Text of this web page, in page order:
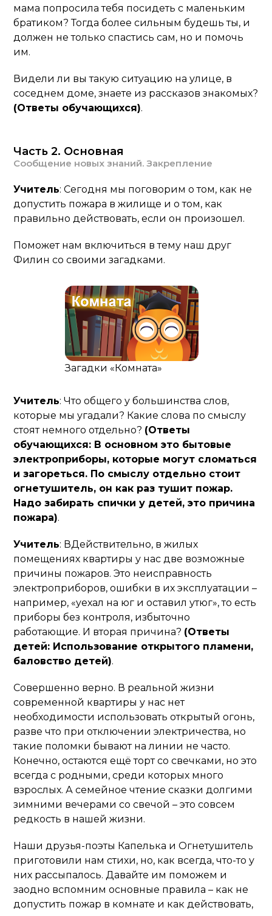
мама попросила тебя посидеть с маленьким
братиком? Тогда более сильным будешь ты, и
должен не только спастись сам, но и помочь
им.
Видели ли вы такую ситуацию на улице, в
соседнем доме, знаете из рассказов знакомых?
(Ответы обучающихся).
Часть 2. Основная
Сообщение новых знаний. Закрепление
Учитель: Сегодня мы поговорим о том, как не
допустить пожара в жилище и о том, как
правильно действовать, если он произошел.
Поможет нам включиться в тему наш друг
Филин со своими загадками.
Загадки «Комната»
Учитель: Что общего у большинства слов,
которые мы угадали? Какие слова по смыслу
стоят немного отдельно? (Ответы
обучающихся: В основном это бытовые
электроприборы, которые могут сломаться
и загореться. По смыслу отдельно стоит
огнетушитель, он как раз тушит пожар.
Надо забирать спички у детей, это причина
пожара).
Учитель: ВДействительно, в жилых
помещениях квартиры у нас две возможные
причины пожаров. Это неисправность
электроприборов, ошибки в их эксплуатации –
например, «уехал на юг и оставил утюг», то есть
приборы без контроля, избыточно
работающие. И вторая причина? (Ответы
детей: Использование открытого пламени,
баловство детей).
Совершенно верно. В реальной жизни
современной квартиры у нас нет
необходимости использовать открытый огонь,
разве что при отключении электричества, но
такие поломки бывают на линии не часто.
Конечно, остаются ещё торт со свечками, но это
всегда с родными, среди которых много
взрослых. А семейное чтение сказки долгими
зимними вечерами со свечой – это совсем
редкость в нашей жизни.
Наши друзья-поэты Капелька и Огнетушитель
приготовили нам стихи, но, как всегда, что-то у
них рассыпалось. Давайте им поможем и
заодно вспомним основные правила – как не
допустить пожар в комнате и как действовать,